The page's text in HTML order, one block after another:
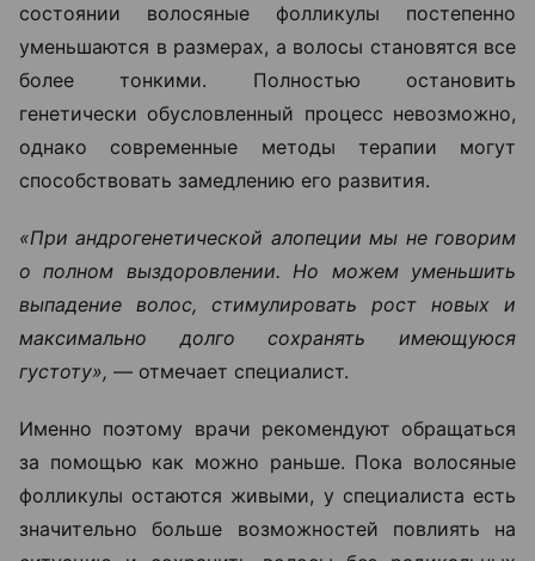
состоянии волосяные фолликулы постепенно
уменьшаются в размерах, а волосы становятся все
более тонкими. Полностью остановить
генетически обусловленный процесс невозможно,
однако современные методы терапии могут
способствовать замедлению его развития.
«При андрогенетической алопеции мы не говорим
о полном выздоровлении. Но можем уменьшить
выпадение волос, стимулировать рост новых и
максимально долго сохранять имеющуюся
густоту», — отмечает специалист.
Именно поэтому врачи рекомендуют обращаться
за помощью как можно раньше. Пока волосяные
фолликулы остаются живыми, у специалиста есть
значительно больше возможностей повлиять на